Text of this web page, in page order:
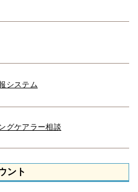
システム
グケアラー相談
ント